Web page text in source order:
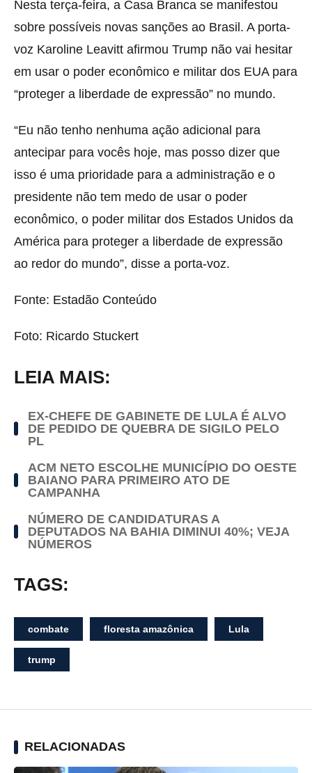
Nesta terça-feira, a Casa Branca se manifestou
sobre possíveis novas sanções ao Brasil. A porta-
voz Karoline Leavitt afirmou Trump não vai hesitar
em usar o poder econômico e militar dos EUA para
“proteger a liberdade de expressão” no mundo.
“Eu não tenho nenhuma ação adicional para
antecipar para vocês hoje, mas posso dizer que
isso é uma prioridade para a administração e o
presidente não tem medo de usar o poder
econômico, o poder militar dos Estados Unidos da
América para proteger a liberdade de expressão
ao redor do mundo”, disse a porta-voz.
Fonte: Estadão Conteúdo
Foto: Ricardo Stuckert
LEIA MAIS:
EX-CHEFE DE GABINETE DE LULA É ALVO
DE PEDIDO DE QUEBRA DE SIGILO PELO
PL
ACM NETO ESCOLHE MUNICÍPIO DO OESTE
BAIANO PARA PRIMEIRO ATO DE
CAMPANHA
NÚMERO DE CANDIDATURAS A
DEPUTADOS NA BAHIA DIMINUI 40%; VEJA
NÚMEROS
TAGS:
combate floresta amazônica Lula
trump
RELACIONADAS